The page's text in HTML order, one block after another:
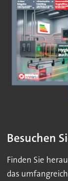
Besuchen
Finden Sie
das